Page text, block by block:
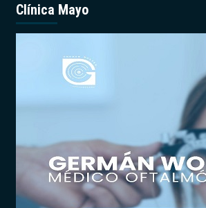
Clínica Mayo